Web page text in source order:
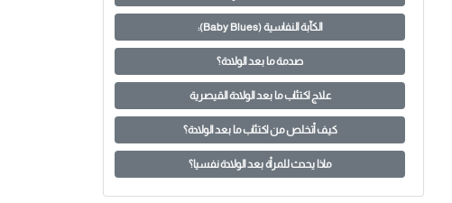
الكآبة النفاسية (Baby Blues):
صدمة ما بعد الولادة؟
علاج اكتئاب ما بعد الولادة القيصرية
كيف أتخلص من اكتئاب ما بعد الولادة؟
ماذا يحدث للمرأة بعد الولادة نفسيا؟